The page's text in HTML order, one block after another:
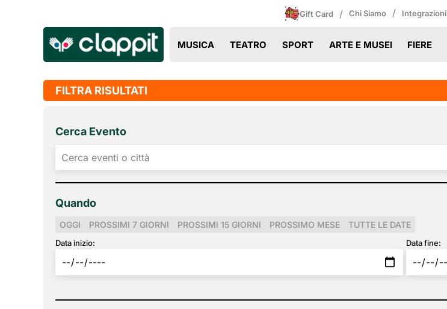
Gift Card / Chi Siamo / Integrazioni
MUSICA TEATRO SPORT ARTE E MUSEI FIERE
FILTRA RISULTATI
Cerca Evento
Quando
OGGI PROSSIMI 7 GIORNI PROSSIMI 15 GIORNI PROSSIMO MESE TUTTE LE DATE
Data inizio: Data fine: